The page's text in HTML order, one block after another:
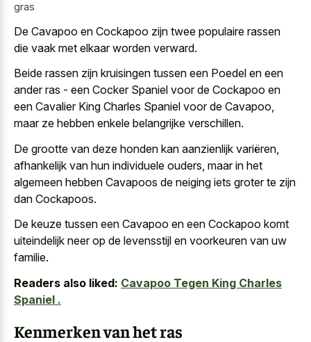
gras
De Cavapoo en Cockapoo zijn twee populaire rassen
die vaak met elkaar worden verward.
Beide rassen zijn kruisingen tussen een Poedel en een
ander ras - een Cocker Spaniel voor de Cockapoo en
een Cavalier King Charles Spaniel voor de Cavapoo,
maar ze hebben enkele belangrijke verschillen.
De grootte van deze honden kan aanzienlijk variëren,
afhankelijk van hun individuele ouders, maar in het
algemeen hebben Cavapoos de neiging iets groter te zijn
dan Cockapoos.
De keuze tussen een Cavapoo en een Cockapoo komt
uiteindelijk neer op de levensstijl en voorkeuren van uw
familie.
Readers also liked: Cavapoo Tegen King Charles
Spaniel .
Kenmerken van het ras